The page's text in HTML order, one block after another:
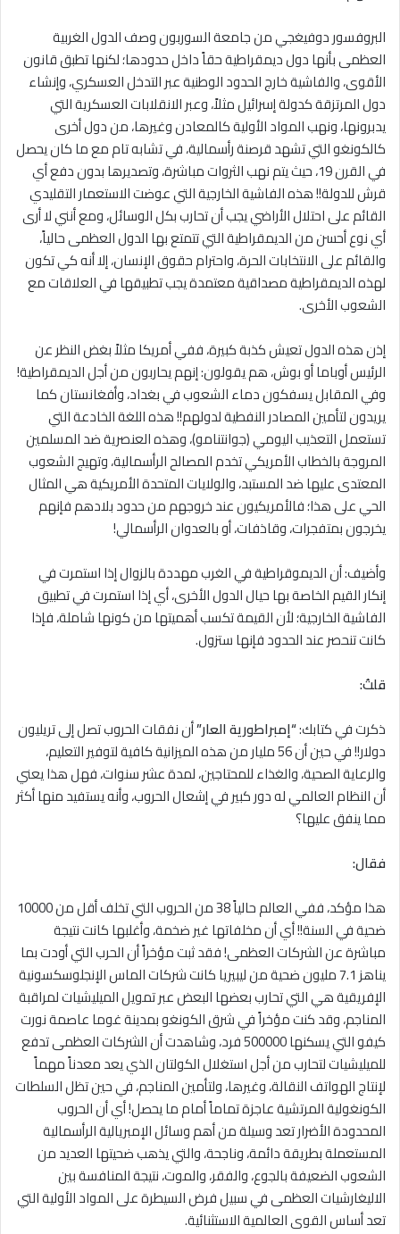
البروفسور دوفيغجي من جامعة السوربون وصف الدول الغربية
العظمى بأنها دول ديمقراطية حقاً داخل حدودها؛ لكنها تطبق قانون
الأقوى، والفاشية خارج الحدود الوطنية عبر التدخل العسكري، وإنشاء
دول المرتزقة كدولة إسرائيل مثلاً، وعبر الانقلابات العسكرية التي
يدبرونها، ونهب المواد الأولية كالمعادن وغيرها، من دول أخرى
كالكونغو التي تشهد قرصنة رأسمالية، في تشابه تام مع ما كان يحصل
في القرن 19، حيث يتم نهب الثروات مباشرة، وتصديرها بدون دفع أي
قرش للدولة!! هذه الفاشية الخارجية التي عوضت الاستعمار التقليدي
القائم على احتلال الأراضي يجب أن تحارب بكل الوسائل، ومع أنني لا أرى
أي نوع أحسن من الديمقراطية التي تتمتع بها الدول العظمى حالياً،
والقائم على الانتخابات الحرة، واحترام حقوق الإنسان، إلا أنه كي تكون
لهذه الديمقراطية مصداقية معتمدة يجب تطبيقها في العلاقات مع
الشعوب الأخرى.
إذن هذه الدول تعيش كذبة كبيرة، ففي أمريكا مثلاً بغض النظر عن
الرئيس أوباما أو بوش، هم يقولون: إنهم يحاربون من أجل الديمقراطية!
وفي المقابل يسفكون دماء الشعوب في بغداد، وأفغانستان كما
يريدون لتأمين المصادر النفطية لدولهم!! هذه اللغة الخادعة التي
تستعمل التعذيب اليومي (جوانتنامو)، وهذه العنصرية ضد المسلمين
المروجة بالخطاب الأمريكي تخدم المصالح الرأسمالية، وتهيج الشعوب
المعتدى عليها ضد المستبد، والولايات المتحدة الأمريكية هي المثال
الحي على هذا؛ فالأمريكيون عند خروجهم من حدود بلادهم فإنهم
يخرجون بمتفجرات، وقاذفات، أو بالعدوان الرأسمالي!
وأضيف: أن الديموقراطية في الغرب مهددة بالزوال إذا استمرت في
إنكار القيم الخاصة بها حيال الدول الأخرى، أي إذا استمرت في تطبيق
الفاشية الخارجية؛ لأن القيمة تكسب أهميتها من كونها شاملة، فإذا
كانت تنحصر عند الحدود فإنها ستزول.
قلتُ:
ذكرت في كتابك:“إمبراطورية العار”أن نفقات الحروب تصل إلى تريليون
دولار!! في حين أن 56 مليار من هذه الميزانية كافية لتوفير التعليم،
والرعاية الصحية، والغذاء للمحتاجين، لمدة عشر سنوات، فهل هذا يعني
أن النظام العالمي له دور كبير في إشعال الحروب، وأنه يستفيد منها أكثر
مما ينفق عليها؟
فقال:
هذا مؤكد، ففي العالم حالياً 38 من الحروب التي تخلف أقل من 10000
ضحية في السنة!! أي أن مخلفاتها غير ضخمة، وأغلبها كانت نتيجة
مباشرة عن الشركات العظمى! فقد ثبت مؤخراً أن الحرب التي أودت بما
يناهز 7.1 مليون ضحية من ليبيريا كانت شركات الماس الإنجلوسكسونية
الإفريقية هي التي تحارب بعضها البعض عبر تمويل الميليشيات لمراقبة
المناجم، وقد كنت مؤخراً في شرق الكونغو بمدينة غوما عاصمة نورت
كيفو التي يسكنها 500000 فرد، وشاهدت أن الشركات العظمى تدفع
للميليشيات لتحارب من أجل استغلال الكولتان الذي يعد معدناً مهماً
لإنتاج الهواتف النقالة، وغيرها، ولتأمين المناجم، في حين تظل السلطات
الكونغولية المرتشية عاجزة تماماً أمام ما يحصل! أي أن الحروب
المحدودة الأضرار تعد وسيلة من أهم وسائل الإمبريالية الرأسمالية
المستعملة بطريقة دائمة، وناجحة، والتي يذهب ضحيتها العديد من
الشعوب الضعيفة بالجوع، والفقر، والموت، نتيجة المنافسة بين
الاليغارشيات العظمى في سبيل فرض السيطرة على المواد الأولية التي
تعد أساس القوى العالمية الاستثنائية.